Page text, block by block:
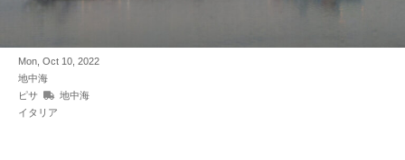
Mon, Oct 10, 2022
地中海
ピサ
地中海
イタリア